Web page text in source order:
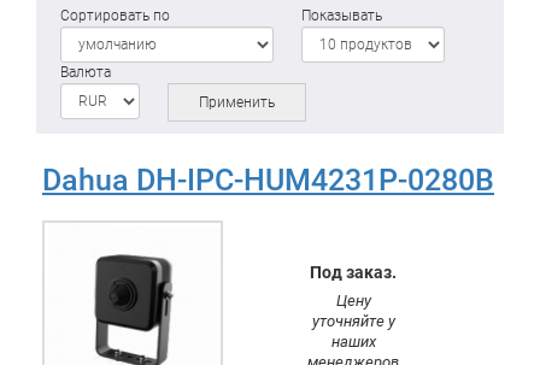
Сортировать по Показывать
Валюта
Применить
Dahua DH-IPC-HUM4231P-0280B
Под заказ.
Цену
уточняйте у
наших